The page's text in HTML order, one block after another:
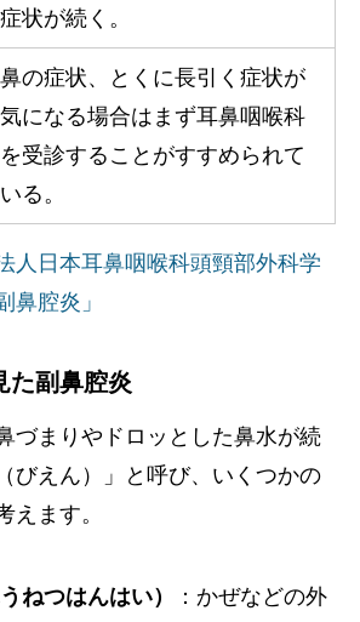
症状が続く。
鼻の症状、とくに長引く症状が
気になる場合はまず耳鼻咽喉科
を受診することがすすめられて
いる。
人日本耳鼻咽喉科頭頸部外科学
鼻腔炎」
た副鼻腔炎
づまりやドロッとした鼻水が続
びえん）」と呼び、いくつかの
えます。
ねつはんはい）
：かぜなどの外